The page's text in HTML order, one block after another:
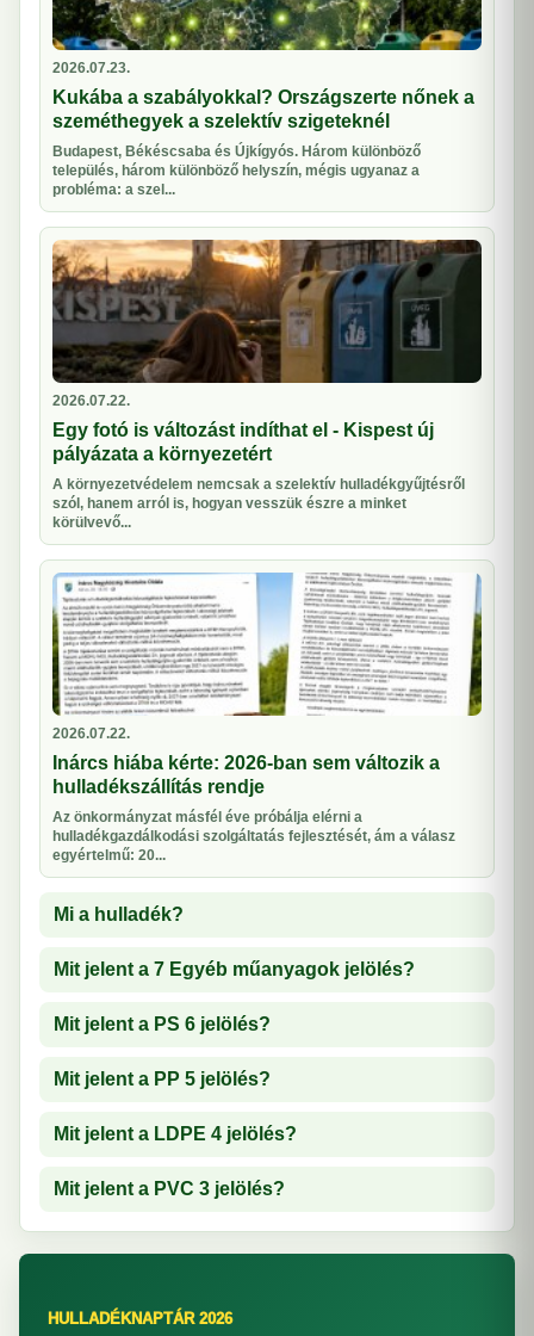
2026.07.23.
Kukába a szabályokkal? Országszerte nőnek a
szeméthegyek a szelektív szigeteknél
Budapest, Békéscsaba és Újkígyós. Három különböző
település, három különböző helyszín, mégis ugyanaz a
probléma: a szel...
2026.07.22.
Egy fotó is változást indíthat el - Kispest új
pályázata a környezetért
A környezetvédelem nemcsak a szelektív hulladékgyűjtésről
szól, hanem arról is, hogyan vesszük észre a minket
körülvevő...
2026.07.22.
Inárcs hiába kérte: 2026-ban sem változik a
hulladékszállítás rendje
Az önkormányzat másfél éve próbálja elérni a
hulladékgazdálkodási szolgáltatás fejlesztését, ám a válasz
egyértelmű: 20...
Mi a hulladék?
Mit jelent a 7 Egyéb műanyagok jelölés?
Mit jelent a PS 6 jelölés?
Mit jelent a PP 5 jelölés?
Mit jelent a LDPE 4 jelölés?
Mit jelent a PVC 3 jelölés?
HULLADÉKNAPTÁR 2026